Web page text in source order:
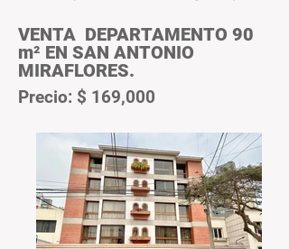
VENTA DEPARTAMENTO 90
m² EN SAN ANTONIO
MIRAFLORES.
Precio: $ 169,000